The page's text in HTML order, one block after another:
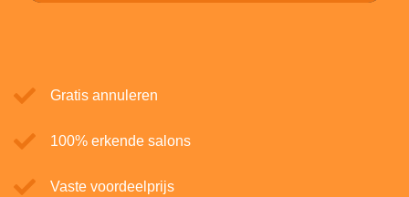
Gratis annuleren
100% erkende salons
Vaste voordeelprijs